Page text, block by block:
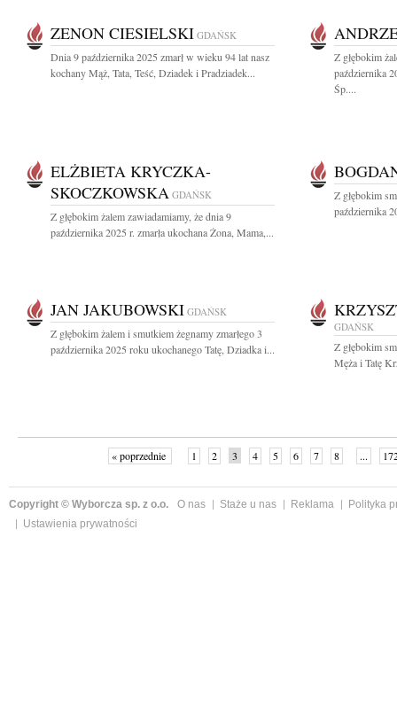
ZENON CIESIELSKI GDAŃSK
Dnia 9 października 2025 zmarł w wieku 94 lat nasz
kochany Mąż, Tata, Teść, Dziadek i Pradziadek...
Z głębokim
października
Śp....
ELŻBIETA KRYCZKA-
SKOCZKOWSKA GDAŃSK
Z głębokim żalem zawiadamiamy, że dnia 9
października 2025 r. zmarła ukochana Żona, Mama,...
Z głębokim
października
JAN JAKUBOWSKI GDAŃSK
Z głębokim żalem i smutkiem żegnamy zmarłego 3
października 2025 roku ukochanego Tatę, Dziadka i...
GDAŃSK
Z głębokim
Męża i Tatę
« poprzednie 1 2 3 4 5 6 7 8 ...
Copyright © Wyborcza sp. z o.o. O nas Staże u nas Reklama
Polityka
Ustawienia prywatności